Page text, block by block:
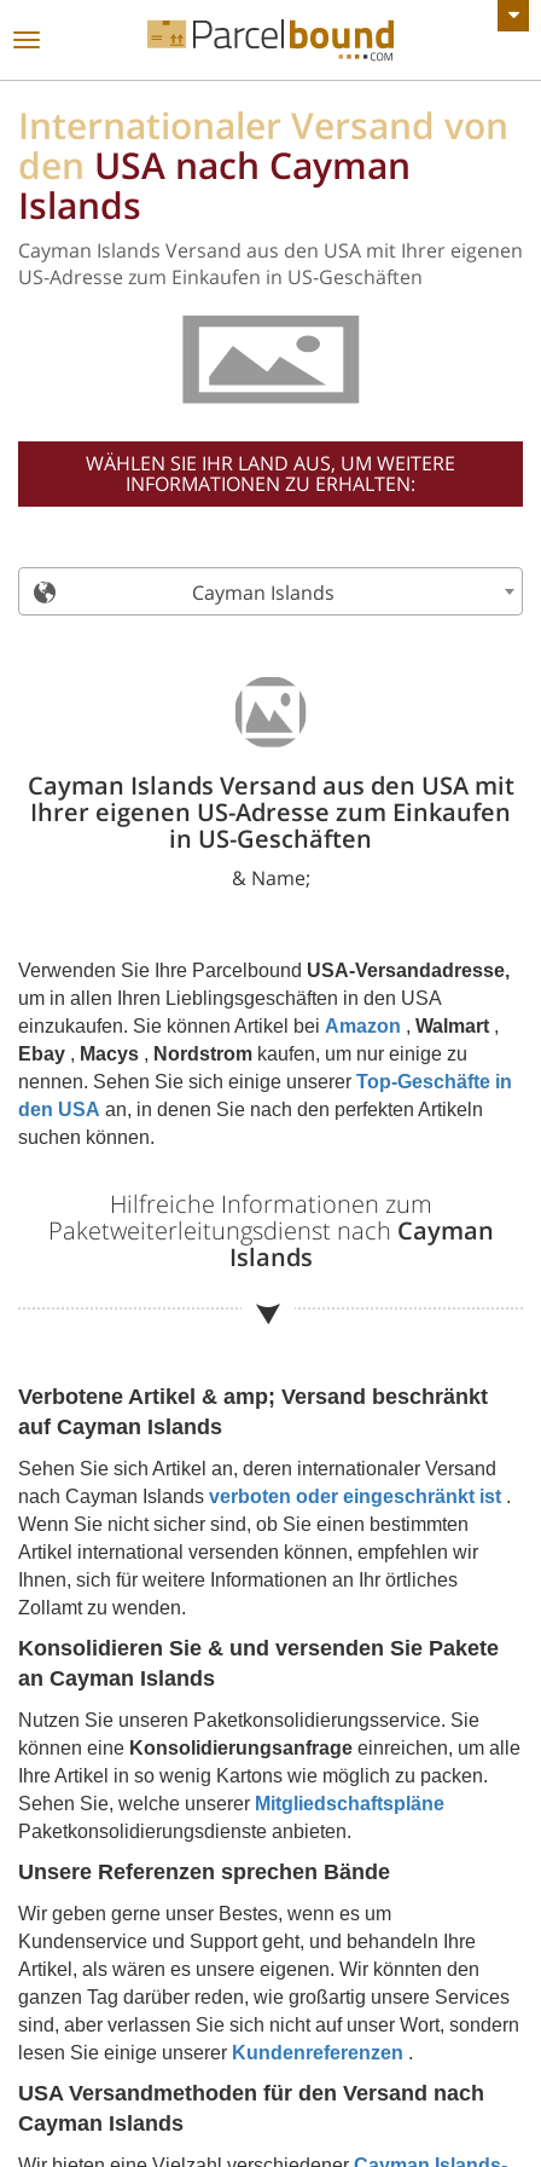
ALLE ANKÜNDIGUNGEN ANZEIGEN
Toggle
Internationaler Versand von
den USA nach Cayman
Islands
Cayman Islands Versand aus den USA mit Ihrer eigenen
US-Adresse zum Einkaufen in US-Geschäften
WÄHLEN SIE IHR LAND AUS, UM WEITERE
INFORMATIONEN ZU ERHALTEN:
Cayman Islands
Cayman Islands Versand aus den USA mit
Ihrer eigenen US-Adresse zum Einkaufen
in US-Geschäften
& Name;
Verwenden Sie Ihre Parcelbound USA-Versandadresse,
um in allen Ihren Lieblingsgeschäften in den USA
einzukaufen. Sie können Artikel bei Amazon , Walmart ,
Ebay , Macys , Nordstrom kaufen, um nur einige zu
nennen. Sehen Sie sich einige unserer Top-Geschäfte in
den USA an, in denen Sie nach den perfekten Artikeln
suchen können.
Hilfreiche Informationen zum
Paketweiterleitungsdienst nach Cayman
Islands
Verbotene Artikel & amp; Versand beschränkt
auf Cayman Islands
Sehen Sie sich Artikel an, deren internationaler Versand
nach Cayman Islands verboten oder eingeschränkt ist .
Wenn Sie nicht sicher sind, ob Sie einen bestimmten
Artikel international versenden können, empfehlen wir
Ihnen, sich für weitere Informationen an Ihr örtliches
Zollamt zu wenden.
Konsolidieren Sie & und versenden Sie Pakete
an Cayman Islands
Nutzen Sie unseren Paketkonsolidierungsservice. Sie
können eine Konsolidierungsanfrage einreichen, um alle
Ihre Artikel in so wenig Kartons wie möglich zu packen.
Sehen Sie, welche unserer Mitgliedschaftspläne
Paketkonsolidierungsdienste anbieten.
Unsere Referenzen sprechen Bände
Wir geben gerne unser Bestes, wenn es um
Kundenservice und Support geht, und behandeln Ihre
Artikel, als wären es unsere eigenen. Wir könnten den
ganzen Tag darüber reden, wie großartig unsere Services
sind, aber verlassen Sie sich nicht auf unser Wort, sondern
lesen Sie einige unserer Kundenreferenzen .
USA Versandmethoden für den Versand nach
Cayman Islands